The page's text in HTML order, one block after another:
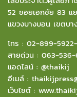
52 ซอยเอกชัย 83 แ
แขวงบางบอน เขตบ
โทร : 02-899-
สายด่วน : 063-536-
แอดไลน์ : @thaikij
อีเมล์ :
เว็บไซต์ :